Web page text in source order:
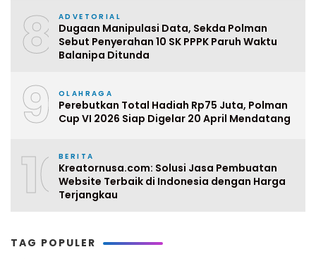
8 ADVETORIAL
Dugaan Manipulasi Data, Sekda Polman
Sebut Penyerahan 10 SK PPPK Paruh Waktu
Balanipa Ditunda
9 OLAHRAGA
Perebutkan Total Hadiah Rp75 Juta, Polman
Cup VI 2026 Siap Digelar 20 April Mendatang
10BERITA
Kreatornusa.com: Solusi Jasa Pembuatan
Website Terbaik di Indonesia dengan Harga
Terjangkau
TAG POPULER